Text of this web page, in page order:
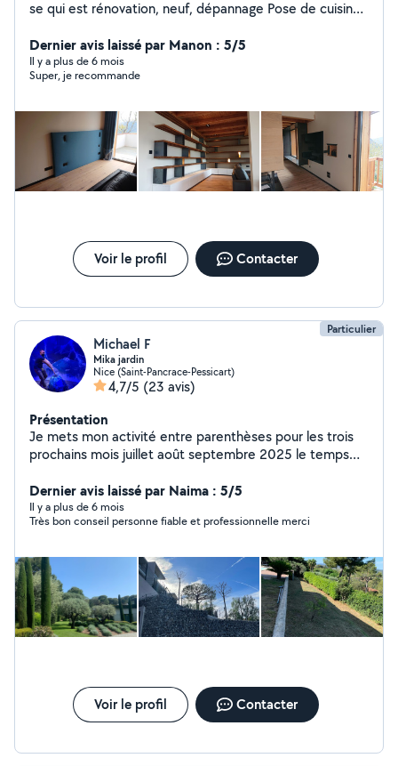
se qui est rénovation, neuf, dépannage Pose de cuisine
Disponible dans le 06 Disponible dans le 06 et le 83
Dernier avis laissé par Manon : 5/5
Il y a plus de 6 mois
Super, je recommande
Voir le profil Contacter
Particulier
Michael F
Mika jardin
Nice (Saint-Pancrace-Pessicart)
4,7/5 (23 avis)
Présentation
Je mets mon activité entre parenthèses pour les trois
prochains mois juillet août septembre 2025 le temps
très bientôt . Jardinier depuis presque 20 ans , je vous
propose mes services pour de l'élagage, de l'entretien-
nettoyage , de la création, du débroussaillage, de
Dernier avis laissé par Naima : 5/5
Il y a plus de 6 mois
Très bon conseil personne fiable et professionnelle merci
Voir le profil Contacter